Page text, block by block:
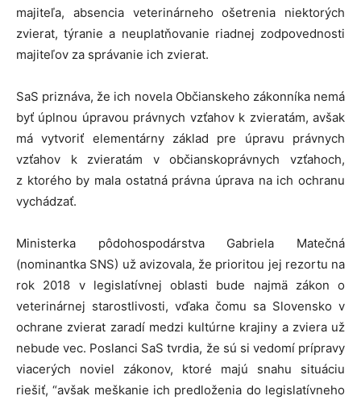
majiteľa, absencia veterinárneho ošetrenia niektorých
zvierat, týranie a neuplatňovanie riadnej zodpovednosti
majiteľov za správanie ich zvierat.
SaS priznáva, že ich novela Občianskeho zákonníka nemá
byť úplnou úpravou právnych vzťahov k zvieratám, avšak
má vytvoriť elementárny základ pre úpravu právnych
vzťahov k zvieratám v občianskoprávnych vzťahoch,
z ktorého by mala ostatná právna úprava na ich ochranu
vychádzať.
Ministerka pôdohospodárstva Gabriela Matečná
(nominantka SNS) už avizovala, že prioritou jej rezortu na
rok 2018 v legislatívnej oblasti bude najmä zákon o
veterinárnej starostlivosti, vďaka čomu sa Slovensko v
ochrane zvierat zaradí medzi kultúrne krajiny a zviera už
nebude vec. Poslanci SaS tvrdia, že sú si vedomí prípravy
viacerých noviel zákonov, ktoré majú snahu situáciu
riešiť, “avšak meškanie ich predloženia do legislatívneho